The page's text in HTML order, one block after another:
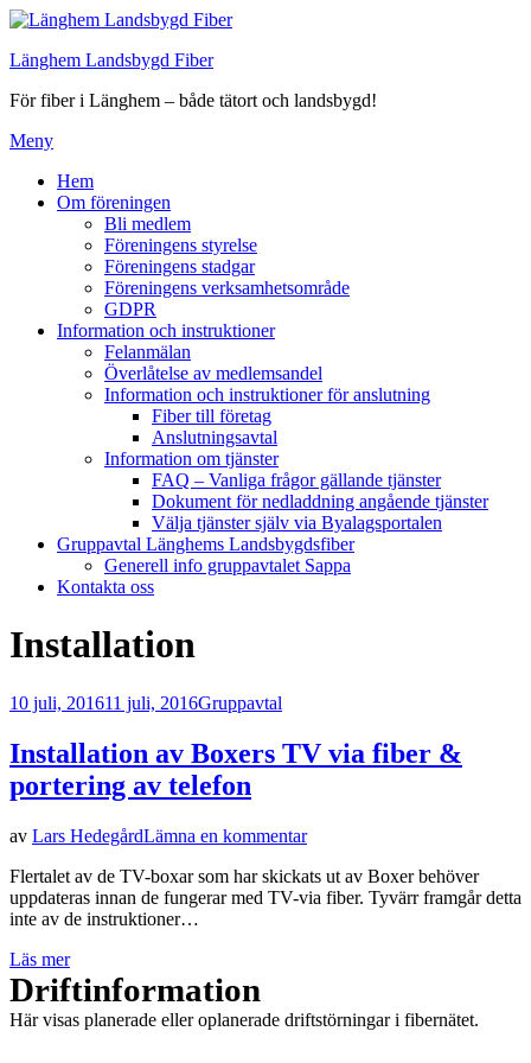
Hoppa
innehåll
Länghem Landsbygd Fiber
För fiber i Länghem – både tätort och landsbygd!
Meny
Hem
Om föreningen
Bli medlem
Föreningens styrelse
Föreningens stadgar
Föreningens verksamhetsområde
GDPR
Information och instruktioner
Felanmälan
Överlåtelse av medlemsandel
Information och instruktioner för anslutning
Fiber till företag
Anslutningsavtal
Information om tjänster
FAQ – Vanliga frågor gällande tjänster
Dokument för nedladdning angående tjänster
Välja tjänster själv via Byalagsportalen
Gruppavtal Länghems Landsbygdsfiber
Generell info gruppavtalet Sappa
Kontakta oss
Etikett
:
Installation
Publicerad
10 juli, 201611 juli, 2016Gruppavtal
Installation av Boxers TV via fiber &
portering av telefon
av Lars HedegårdLämna en kommentarpå
av
Boxers
av
Flertalet av de TV-boxar som har skickats ut av Boxer behöver
uppdateras innan de fungerar med TV-via fiber. Tyvärr framgår detta
inte av de instruktioner…
Läs mer
Driftinformation
Här visas planerade eller oplanerade driftstörningar i fibernätet.